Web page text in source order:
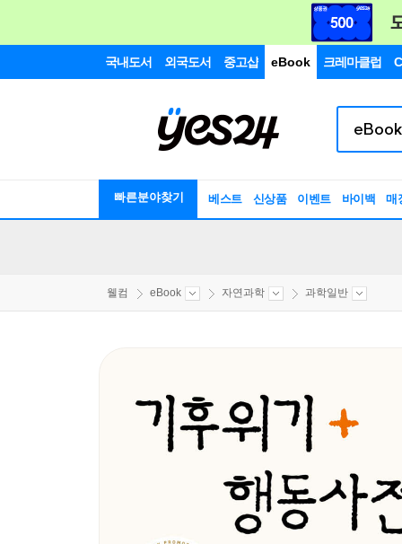
국내도서 외국도서 중고샵 eBook 크레마클럽
빠른분야찾기 베스트 신상품 이벤트 바이백 매
웰컴 eBook 자연과학 과학일반